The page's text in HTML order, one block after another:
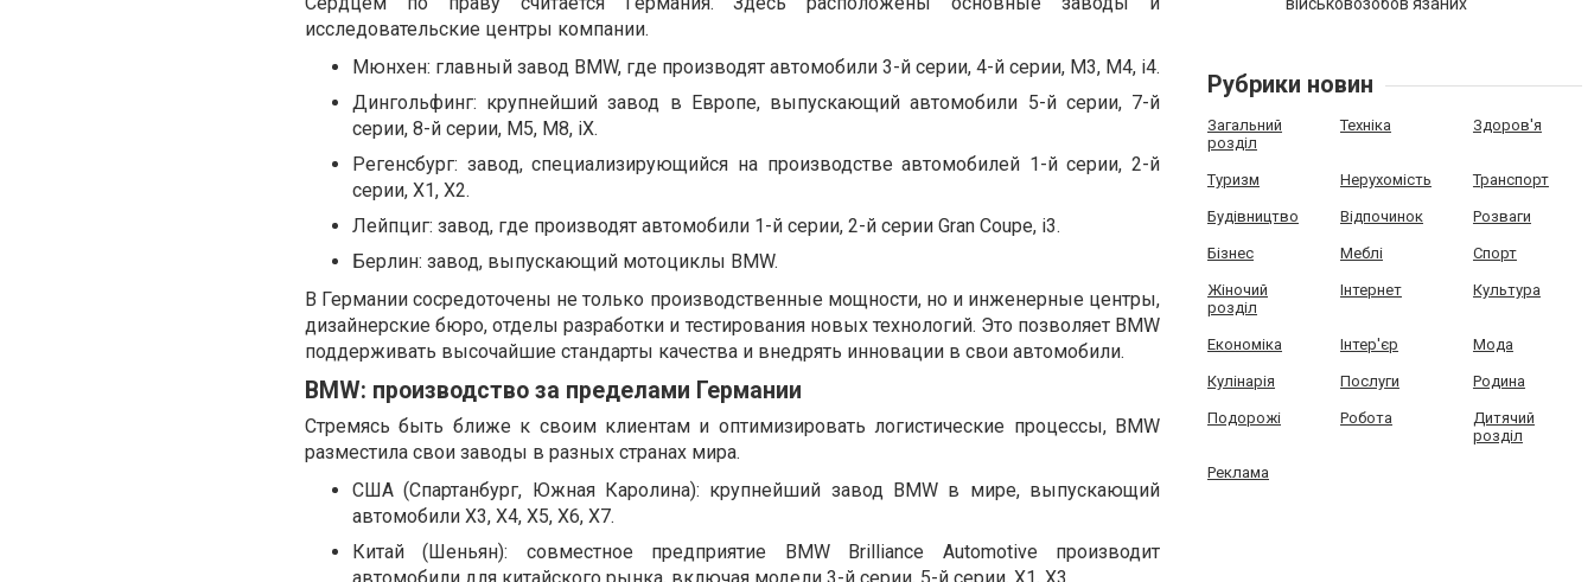
исследовательские центры компании.
Мюнхен: главный завод BMW, где производят автомобили 3-й серии, 4-й серии, M3, M4, i4.
Дингольфинг: крупнейший завод в Европе, выпускающий автомобили 5-й серии, 7-й
серии, 8-й серии, M5, M8, iX.
Регенсбург: завод, специализирующийся на производстве автомобилей 1-й серии, 2-й
серии, X1, X2.
Лейпциг: завод, где производят автомобили 1-й серии, 2-й серии Gran Coupe, i3.
Берлин: завод, выпускающий мотоциклы BMW.
В Германии сосредоточены не только производственные мощности, но и инженерные центры,
дизайнерские бюро, отделы разработки и тестирования новых технологий. Это позволяет BMW
поддерживать высочайшие стандарты качества и внедрять инновации в свои автомобили.
BMW: производство за пределами Германии
Стремясь быть ближе к своим клиентам и оптимизировать логистические процессы, BMW
разместила свои заводы в разных странах мира.
США (Спартанбург, Южная Каролина): крупнейший завод BMW в мире, выпускающий
автомобили X3, X4, X5, X6, X7.
Китай (Шеньян): совместное предприятие BMW Brilliance Automotive производит
автомобили для китайского рынка, включая модели 3-й серии, 5-й серии, X1, X3.
Рубрики новин
Загальний
розділ
Техніка Здоров'я
Туризм Нерухомість Транспорт
Будівництво Відпочинок Розваги
Бізнес Меблі Спорт
Жіночий
розділ
Інтернет Культура
Економіка Інтер'єр Мода
Кулінарія Послуги Родина
Подорожі Робота
Дитячий
розділ
Реклама